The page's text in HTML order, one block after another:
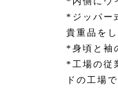
*ジッパー
貴重品を
*身頃と袖
*工場の従
ドの工場